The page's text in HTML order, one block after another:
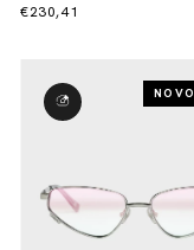
€230,41
NOVO